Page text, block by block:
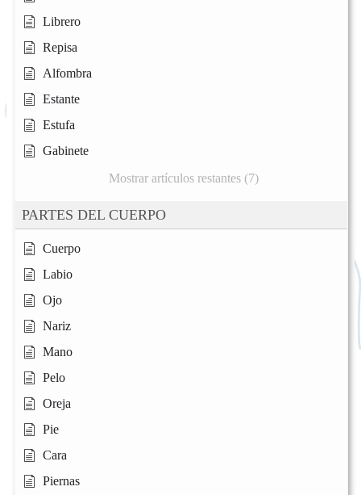
Librero
Repisa
Alfombra
Estante
Estufa
Gabinete
Mostrar artículos restantes (7)
PARTES DEL CUERPO
Cuerpo
Labio
Ojo
Nariz
Mano
Pelo
Oreja
Pie
Cara
Piernas